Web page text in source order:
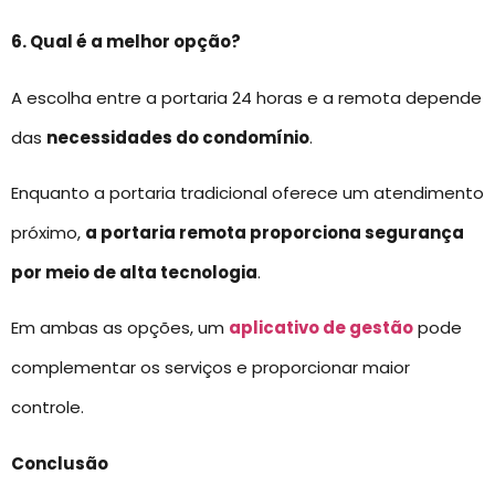
6. Qual é a melhor opção?
A escolha entre a portaria 24 horas e a remota depende
das necessidades do condomínio.
Enquanto a portaria tradicional oferece um atendimento
próximo, a portaria remota proporciona segurança
por meio de alta tecnologia.
Em ambas as opções, um aplicativo de gestãopode
complementar os serviços e proporcionar maior
controle.
Conclusão